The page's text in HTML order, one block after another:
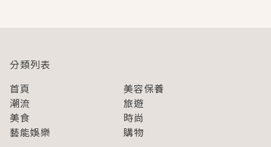
分類列表
首頁
美容保養
潮流
旅遊
美食
時尚
藝能娛樂
購物